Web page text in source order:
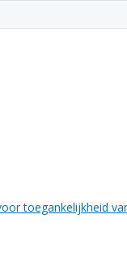
toegankelijkheid